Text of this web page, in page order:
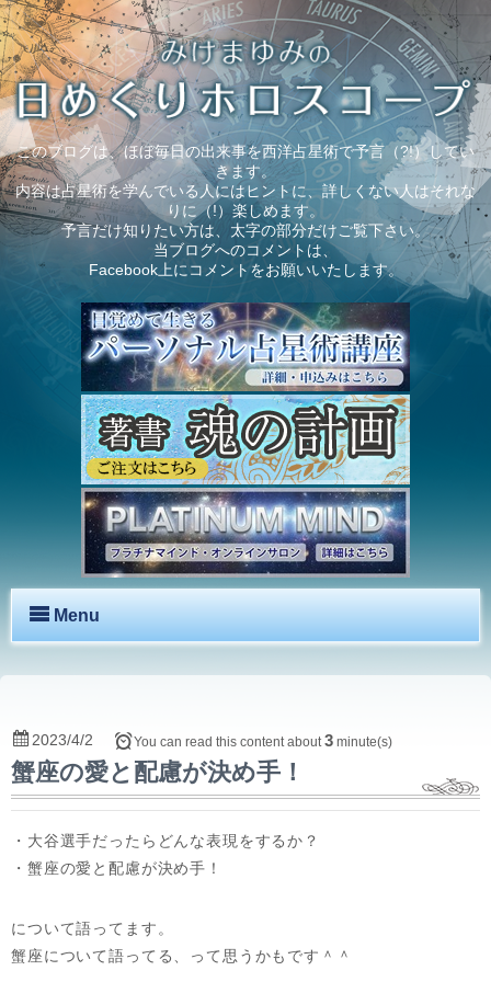
このブログは、ほぼ毎日の出来事を西洋占星術で予言（?!）してい
きます。
内容は占星術を学んでいる人にはヒントに、詳しくない人はそれな
りに（!）楽しめます。
予言だけ知りたい方は、太字の部分だけご覧下さい。
当ブログへのコメントは、
Facebook上にコメントをお願いいたします。
Menu
蟹座の愛と配慮が決め手！
2023/4/2 You can read this content about3 minute(s)
・大谷選手だったらどんな表現をするか？
・蟹座の愛と配慮が決め手！
について語ってます。
蟹座について語ってる、って思うかもです＾＾